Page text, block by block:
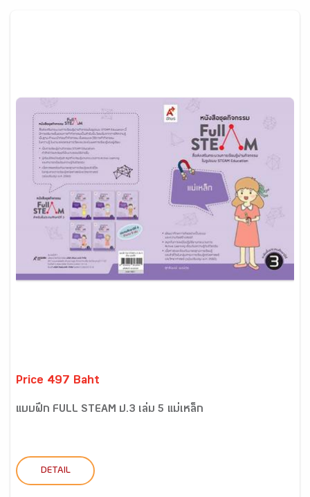
Price 497 Baht
แบบฝึก FULL STEAM ป.3 เล่ม 5 แม่เหล็ก
DETAIL